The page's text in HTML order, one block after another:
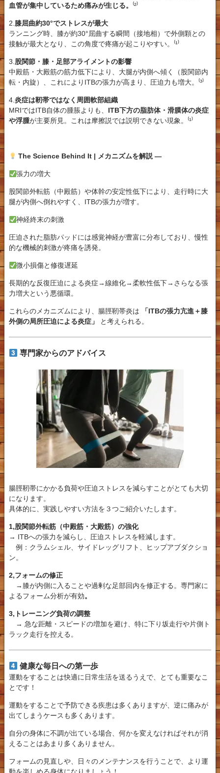
血管が集中しているため痛みが生じる。 ⁽²⁾
2.膝屈曲約30°でストレスが最大
ランニング時、膝が約30°屈曲する瞬間（接地相）で外側顆との
接触が最大となり、この角度で疼痛が起こりやすい。⁽¹⁾
3.股関節・膝・足部アライメントの影響
中殿筋・大殿筋の筋力低下により、大腿が内側へ傾く（股関節内
転・内旋）、これによりITBの張力が高まり、圧迫力も増大。⁽³⁾
4.炎症は靭帯ではなく周囲軟部組織
MRIではITB自体の腫脹よりも、 ITB下方の脂肪体・滑膜体の炎症
や浮腫が主要所見。これは摩擦説では説明できない現象。⁽¹⁾
The Science Behind It | メカニズムを解説 —
張力の増大
股関節外転筋（中殿筋）や体幹の安定性低下により、走行時に大
腿が内側へ倒れやすく、ITBの張力が増す。
神経終末の刺激
圧迫された脂肪パッドには感覚神経が豊富に分布しており、慢性
的な機械的刺激が疼痛を誘発。
微小損傷と修復遅延
長期的な反復圧迫による炎症→線維化→柔軟性低下→さらなる張
力増大という悪循環。
これらのメカニズムにより、 腸脛靭帯炎は
「ITBの張力亢進＋膝
外側の局所圧迫による炎症」
と考えられる。
専門家からのアドバイス
腸脛靭帯にかかる負荷や圧迫ストレスを減らすことがとても大切
になります。
具体的に、実践しやすい方法を３つご紹介いたします。
1,股関節外転筋（中殿筋・大殿筋）の強化
→ ITBへの張力を減らし、圧迫ストレスを軽減します。
例：クラムシェル、サイドレッグリフト、ヒップアブダクショ
ン。
2,フォームの修正
→ 膝が内側に入ることや過剰な足部回内を修正する。専門家に
よるフォーム分析が有効。
3, トレーニング負荷の調整
→ 急な距離・スピードの増加を避け、特に下り坂走行や片側ト
ラック走行を控える。
健康な毎日への第一歩
運動をすることは快適に日常生活を送るうえで、とても重要なこ
とです！
運動をすることで予防できる疾患は多くありますが、逆に痛みが
出てしまうケースも多くあります。
自分の身体に不調が出ている場合、何かを変えなければそれが消
えることはあまり多くありません。
フォームの見直しや、日々のメンテナンスを行うことで、より運